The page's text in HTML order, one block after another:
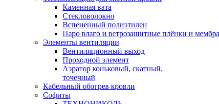
Каменная вата
Стекловолокно
Вспененный полиэтилен
Паро влаго и ветрозащитные плёнки и
Элементы вентиляции
Вентиляционный выход
Проходной элемент
Аэратор коньковый, скатный,
точечный
Кабельный обогрев кровли
Софиты